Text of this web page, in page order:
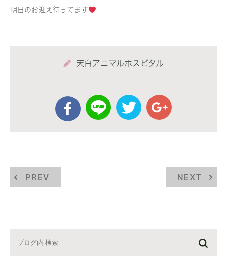
明日のお迎え待ってます
天白アニマルホスピタル
PREV NEXT